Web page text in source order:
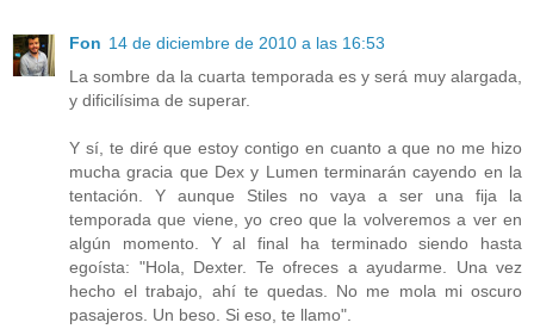
Fon 14 de diciembre de 2010 a las 16:53
La sombre da la cuarta temporada es y será muy alargada,
y dificilísima de superar.
Y sí, te diré que estoy contigo en cuanto a que no me hizo
mucha gracia que Dex y Lumen terminarán cayendo en la
tentación. Y aunque Stiles no vaya a ser una fija la
temporada que viene, yo creo que la volveremos a ver en
algún momento. Y al final ha terminado siendo hasta
egoísta: "Hola, Dexter. Te ofreces a ayudarme. Una vez
hecho el trabajo, ahí te quedas. No me mola mi oscuro
pasajeros. Un beso. Si eso, te llamo".